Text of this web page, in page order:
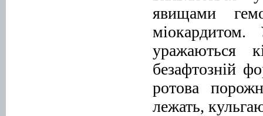
явищами
уражаються
безафтозній
ротова
лежать,